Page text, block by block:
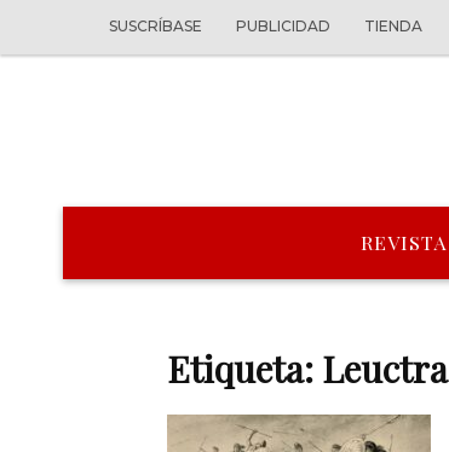
SUSCRÍBASE PUBLICIDAD TIENDA
REVISTA
Etiqueta: Leuctra